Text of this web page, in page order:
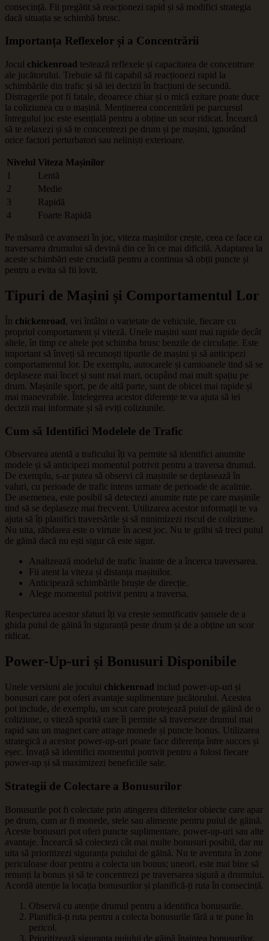
consecință. Fii pregătit să reacționezi rapid și să modifici strategia
dacă situația se schimbă brusc.
Importanța Reflexelor și a Concentrării
Jocul chickenroad testează reflexele și capacitatea de concentrare
ale jucătorului. Trebuie să fii capabil să reacționezi rapid la
schimbările din trafic și să iei decizii în fracțiuni de secundă.
Distragerile pot fi fatale, deoarece chiar și o mică ezitare poate duce
la coliziunea cu o mașină. Menținerea concentrării pe parcursul
întregului joc este esențială pentru a obține un scor ridicat. Încearcă
să te relaxezi și să te concentrezi pe drum și pe mașini, ignorând
orice factori perturbatori sau neliniști exterioare.
Nivelul Viteza Mașinilor
1
Lentă
2
Medie
3
Rapidă
4
Foarte Rapidă
Pe măsură ce avansezi în joc, viteza mașinilor crește, ceea ce face ca
traversarea drumului să devină din ce în ce mai dificilă. Adaptarea la
aceste schimbări este crucială pentru a continua să obții puncte și
pentru a evita să fii lovit.
Tipuri de Mașini și Comportamentul Lor
În chickenroad, vei întâlni o varietate de vehicule, fiecare cu
propriul comportament și viteză. Unele mașini sunt mai rapide decât
altele, în timp ce altele pot schimba brusc benzile de circulație. Este
important să înveți să recunoști tipurile de mașini și să anticipezi
comportamentul lor. De exemplu, autocarele și camioanele tind să se
deplaseze mai încet și sunt mai mari, ocupând mai mult spațiu pe
drum. Mașinile sport, pe de altă parte, sunt de obicei mai rapide și
mai manevrabile. Înțelegerea acestor diferențe te va ajuta să iei
decizii mai informate și să eviți coliziunile.
Cum să Identifici Modelele de Trafic
Observarea atentă a traficului îți va permite să identifici anumite
modele și să anticipezi momentul potrivit pentru a traversa drumul.
De exemplu, s-ar putea să observi că mașinile se deplasează în
valuri, cu perioade de trafic intens urmate de perioade de acalmie.
De asemenea, este posibil să detectezi anumite rute pe care mașinile
tind să se deplaseze mai frecvent. Utilizarea acestor informații te va
ajuta să îți planifici traversările și să minimizezi riscul de coliziune.
Nu uita, răbdarea este o virtute în acest joc. Nu te grăbi să treci puiul
de găină dacă nu ești sigur că este sigur.
Analizează modelul de trafic înainte de a încerca traversarea.
Fii atent la viteza și distanța mașinilor.
Anticipează schimbările bruște de direcție.
Alege momentul potrivit pentru a traversa.
Respectarea acestor sfaturi îți va crește semnificativ șansele de a
ghida puiul de găină în siguranță peste drum și de a obține un scor
ridicat.
Power-Up-uri și Bonusuri Disponibile
Unele versiuni ale jocului chickenroad includ power-up-uri și
bonusuri care pot oferi avantaje suplimentare jucătorului. Acestea
pot include, de exemplu, un scut care protejează puiul de găină de o
coliziune, o viteză sporită care îi permite să traverseze drumul mai
rapid sau un magnet care atrage monede și puncte bonus. Utilizarea
strategică a acestor power-up-uri poate face diferența între succes și
eșec. Învață să identifici momentul potrivit pentru a folosi fiecare
power-up și să maximizezi beneficiile sale.
Strategii de Colectare a Bonusurilor
Bonusurile pot fi colectate prin atingerea diferitelor obiecte care apar
pe drum, cum ar fi monede, stele sau alimente pentru puiul de găină.
Aceste bonusuri pot oferi puncte suplimentare, power-up-uri sau alte
avantaje. Încearcă să colectezi cât mai multe bonusuri posibil, dar nu
uita să prioritizezi siguranța puiului de găină. Nu te aventura în zone
periculoase doar pentru a colecta un bonus; uneori, este mai bine să
renunți la bonus și să te concentrezi pe traversarea sigură a drumului.
Acordă atenție la locația bonusurilor și planifică-ți ruta în consecință.
Observă cu atenție drumul pentru a identifica bonusurile.
Planifică-ți ruta pentru a colecta bonusurile fără a te pune în
pericol.
Prioritizează siguranța puiului de găină înaintea bonusurilor.